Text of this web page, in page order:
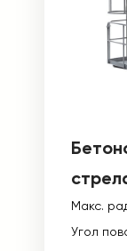
Макс.
Угол